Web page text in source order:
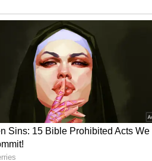
పరిష్కారంపై దృష్టి పెట్టాలని,
ఎత్తున ఉద్యమిస్తామని హెచ్చారించారు.